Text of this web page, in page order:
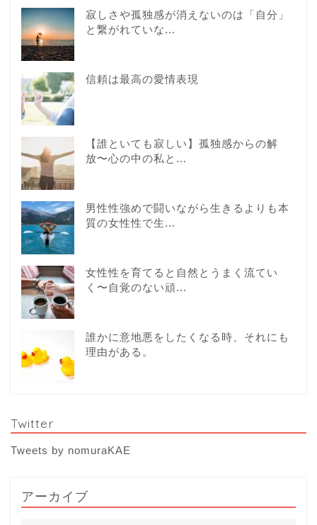
寂しさや孤独感が消えないのは「自分」
と繋がれていな...
信頼は最高の愛情表現
【誰といても寂しい】孤独感からの解
放〜心の中の私と...
男性性強めで闘いながら生きるよりも本
質の女性性で生...
女性性を育てると自然とうまく流てい
く〜自覚のない頑...
誰かに意地悪をしたくなる時、それにも
理由がある。
Twitter
Tweets by nomuraKAE
アーカイブ